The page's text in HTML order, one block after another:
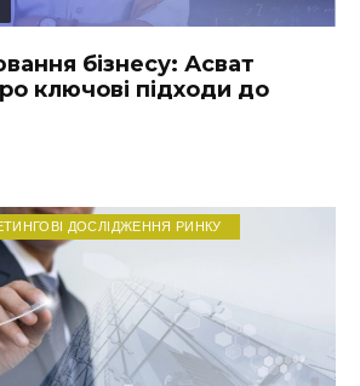
бізнесу: Асват
ключові підходи до
ДОСЛІДЖЕННЯ РИНКУ